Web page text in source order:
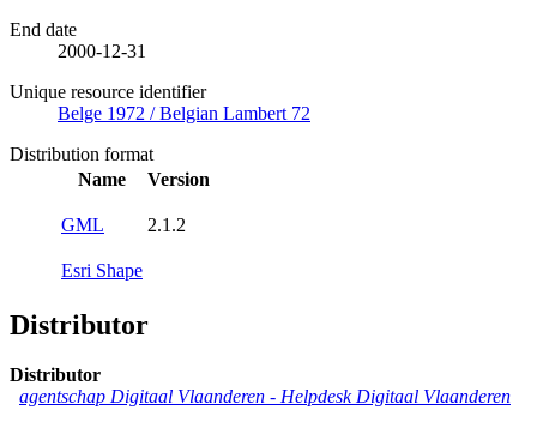
End date
2000-12-31
Unique resource identifier
Belge 1972 / Belgian Lambert 72
Distribution format
Name
Version
GML 2.1.2
Esri Shape
Distributor
Distributor
agentschap Digitaal Vlaanderen - Helpdesk Digitaal Vlaanderen